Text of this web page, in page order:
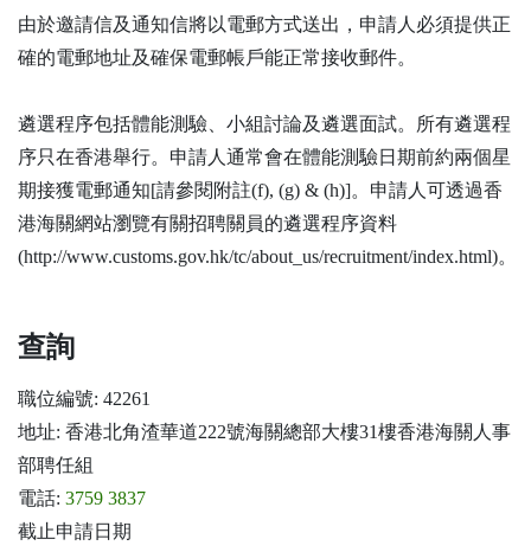
由於邀請信及通知信將以電郵方式送出，申請人必須提供正
確的電郵地址及確保電郵帳戶能正常接收郵件。
遴選程序包括體能測驗、小組討論及遴選面試。所有遴選程
序只在香港舉行。申請人通常會在體能測驗日期前約兩個星
期接獲電郵通知[請參閱附註(f), (g) & (h)]。申請人可透過香
港海關網站瀏覽有關招聘關員的遴選程序資料
(http://www.customs.gov.hk/tc/about_us/recruitment/index.html)。
查詢
職位編號: 42261
地址: 香港北角渣華道222號海關總部大樓31樓香港海關人事
部聘任組
電話: 3759 3837
截止申請日期